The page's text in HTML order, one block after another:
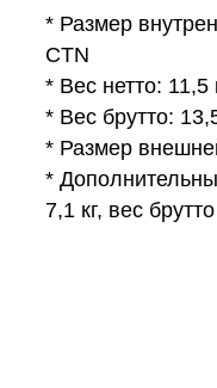
* Размер
CTN
* Вес нетто: 11,5
* Вес брутто:
* Размер
*
7,1 кг, вес